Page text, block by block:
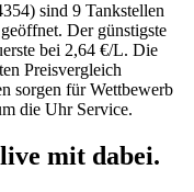
sind 9 Tankstellen
Der günstigste
bei 2,64 €/L. Die
Preisvergleich
sorgen für Wettbewerb
die Uhr Service.
mit dabei.